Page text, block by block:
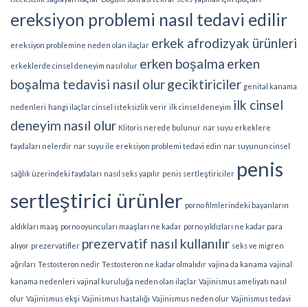
ereksiyon problemi nasıl tedavi edilir
ereksiyon problemine neden olan ilaçlar erkek afrodizyak ürünleri
erkeklerde cinsel deneyim nasıl olur erken boşalma erken
boşalma tedavisi nasıl olurgeciktiriciler genital kanama
nedenleri hangi ilaçlar cinsel isteksizlik verir ilk cinsel deneyim ilk cinsel
deneyim nasıl olur Klitoris nerede bulunur nar suyu erkeklere
faydaları nelerdir nar suyu ile ereksiyon problemi tedavi edin nar suyunun cinsel
sağlık üzerindeki faydaları nasıl seks yapılır penis sertleştiriciler penis
sertleştirici ürünler porno filmlerindeki bayanların
aldıkları maaş porno oyuncuları maaşları ne kadar porno yıldızları ne kadar para
alıyor prezervatifler prezervatif nasıl kullanılır seks ve migren
ağrıları Testosteron nedir Testosteron ne kadar olmalıdır vajina da kanama vajinal
kanama nedenleri vajinal kuruluğa neden olan ilaçlar Vajinismus ameliyatı nasıl
olur Vajinismus ekşi Vajinismus hastalığı Vajinismus neden olur Vajinismus tedavi